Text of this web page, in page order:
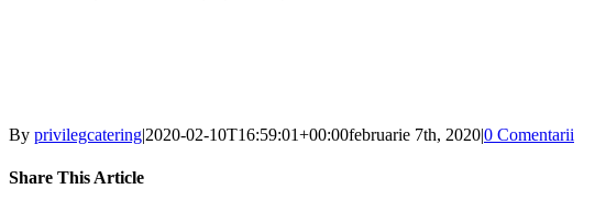
By privilegcatering|2020-02-10T16:59:01+00:00februarie 7th, 2020|0 Comentarii
Share This Article